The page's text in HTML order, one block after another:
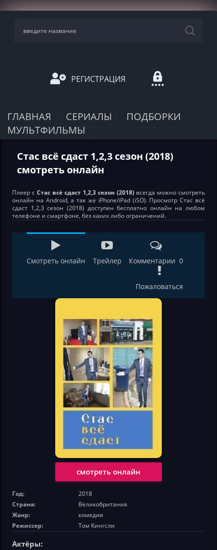
РЕГИСТРАЦИЯ
ГЛАВНАЯ СЕРИАЛЫ
ПОДБОРКИ
МУЛЬТФИЛЬМЫ
Стас всё сдаст 1,2,3 сезон (2018)
смотреть онлайн
Плеер с Стас всё сдаст 1,2,3 сезон (2018) всегда можно смотреть
онлайн на Android, а так же iPhone/iPad (iSO). Просмотр Стас всё
сдаст 1,2,3 сезон (2018) доступен бесплатно онлайн на любом
телефоне и смартфоне, без каких либо ограничений.
Смотреть онлайн Трейлер Комментарии 0
Пожаловаться
смотреть онлайн
Год:
2018
Страна:
Великобритания
Жанр:
комедия
Режиссер:
Том Кингсли
Актёры: